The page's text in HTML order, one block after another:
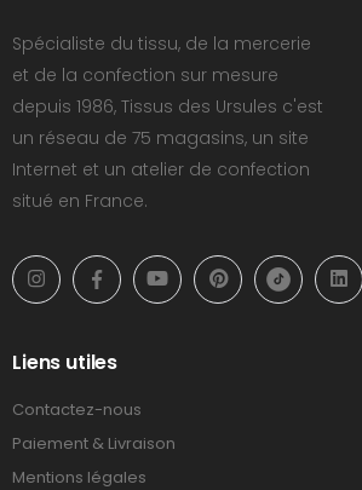
Spécialiste du tissu, de la mercerie
et de la confection sur mesure
depuis 1986, Tissus des Ursules c'est
un réseau de 75 magasins, un site
Internet et un atelier de confection
situé en France.
Liens utiles
Contactez-nous
Paiement & Livraison
Mentions légales